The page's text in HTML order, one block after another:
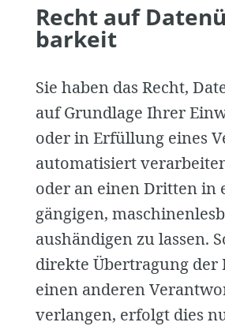
Recht auf
barkeit
Sie haben das Recht,
auf Grundlage Ihrer
oder in Erfüllung eines
automatisiert
oder an einen Dritten in
gängigen,
aushändigen zu lassen.
direkte Übertragung der
einen anderen
verlangen, erfolgt dies